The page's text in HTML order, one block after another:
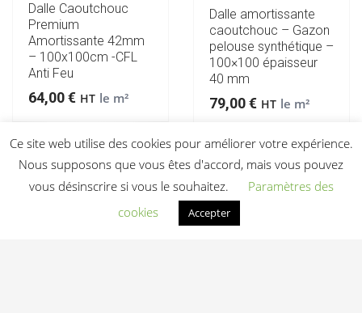
Dalle Caoutchouc
Premium
Amortissante 42mm
– 100x100cm -CFL
Anti Feu
64,00€ HT le m²
Ajouter au devis
Dalle amortissante
caoutchouc – Gazon
pelouse synthétique –
100×100 épaisseur
40 mm
79,00€ HT le m²
Ajouter au devis
Ce site web utilise des cookies pour améliorer votre expérience.
Nous supposons que vous êtes d'accord, mais vous pouvez
vous désinscrire si vous le souhaitez.
Paramètres des
cookies
Accepter